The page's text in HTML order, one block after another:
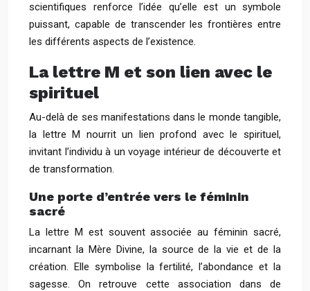
scientifiques renforce l’idée qu’elle est un symbole
puissant, capable de transcender les frontières entre
les différents aspects de l’existence.
La lettre M et son lien avec le
spirituel
Au-delà de ses manifestations dans le monde tangible,
la lettre M nourrit un lien profond avec le spirituel,
invitant l’individu à un voyage intérieur de découverte et
de transformation.
Une porte d’entrée vers le féminin
sacré
La lettre M est souvent associée au féminin sacré,
incarnant la Mère Divine, la source de la vie et de la
création. Elle symbolise la fertilité, l’abondance et la
sagesse. On retrouve cette association dans de